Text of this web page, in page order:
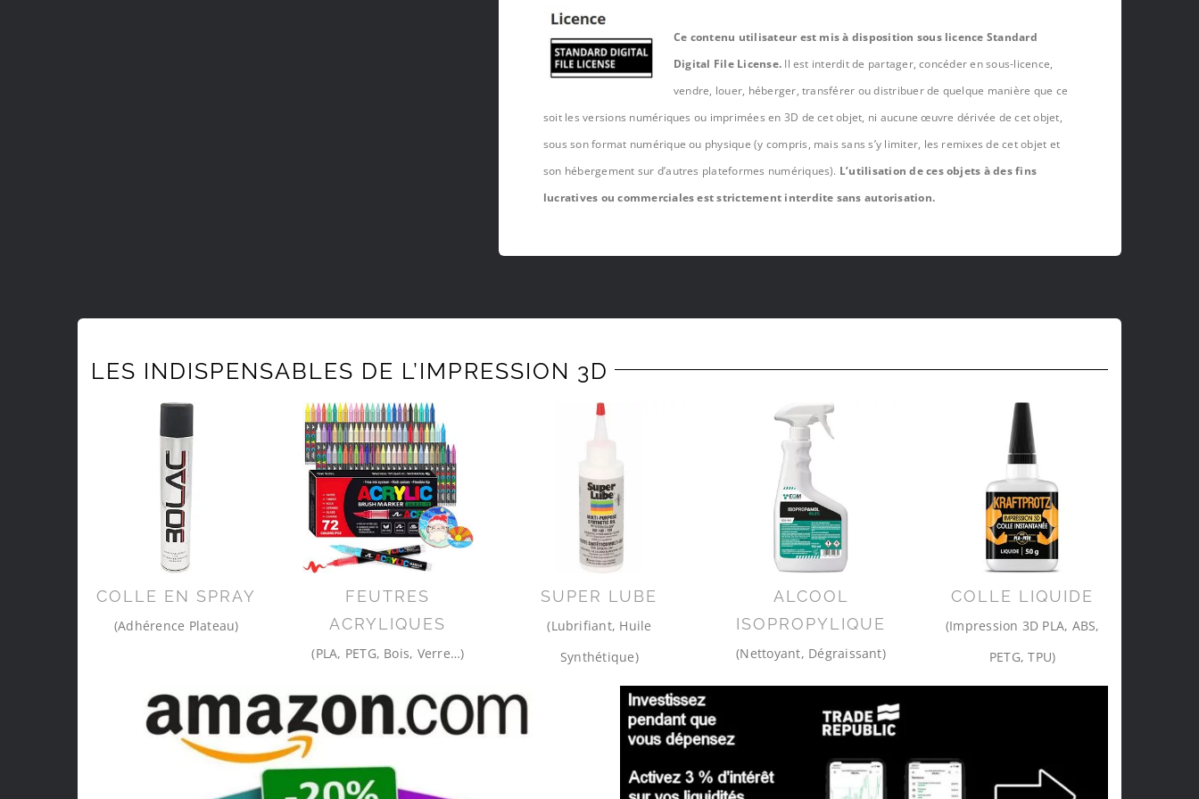
Ce contenu utilisateur est mis à disposition sous licence Standard
Digital File License. Il est interdit de partager, concéder en sous-licence,
vendre, louer, héberger, transférer ou distribuer de quelque manière que ce
soit les versions numériques ou imprimées en 3D de cet objet, ni aucune œuvre dérivée de cet objet,
sous son format numérique ou physique (y compris, mais sans s’y limiter, les remixes de cet objet et
son hébergement sur d’autres plateformes numériques). L’utilisation de ces objets à des fins
lucratives ou commerciales est strictement interdite sans autorisation.
LES INDISPENSABLES DE L’IMPRESSION 3D
COLLE EN SPRAY
(Adhérence Plateau)
FEUTRES
ACRYLIQUES
(PLA, PETG, Bois, Verre…)
SUPER LUBE
(Lubrifiant, Huile
Synthétique)
ALCOOL
ISOPROPYLIQUE
(Nettoyant, Dégraissant)
COLLE LIQUIDE
(Impression 3D PLA, ABS,
PETG, TPU)